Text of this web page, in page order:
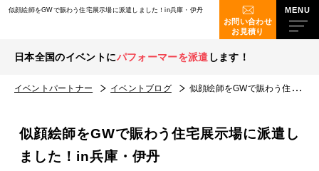
似顔絵師をGWで賑わう住宅展示場に派遣しました！in兵庫・伊丹
お問い合わせ
お見積り
日本全国のイベントにパフォーマーを派遣 します！
イベントパートナー イベントブログ 似顔絵師をGWで賑わう住宅展示場に派遣しました！in兵庫・伊丹
似顔絵師をGWで賑わう住宅展示場に派遣し
ました！in兵庫・伊丹